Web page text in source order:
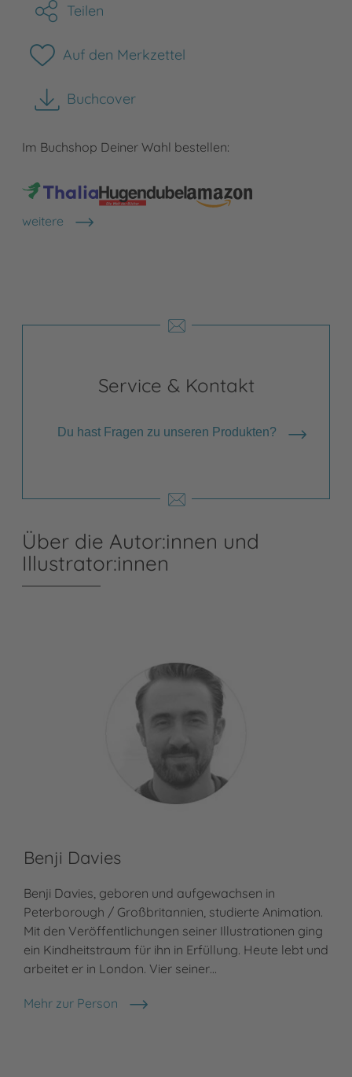
Teilen
Auf den Merkzettel
Buchcover
herunterladen
Im Buchshop Deiner Wahl bestellen:
weitere
Shops anzeigen
Service & Kontakt
Du hast Fragen zu unseren Produkten?
Über die Autor:innen und
Illustrator:innen
Benji Davies
Benji Davies, geboren und aufgewachsen in
Peterborough / Großbritannien, studierte Animation.
Mit den Veröffentlichungen seiner Illustrationen ging
ein Kindheitstraum für ihn in Erfüllung. Heute lebt und
arbeitet er in London. Vier seiner…
Mehr zur Person
Benji Davies